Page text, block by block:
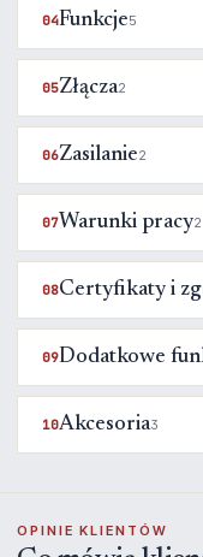
04Funkcje5
05Złącza2
06Zasilanie2
07Warunki pracy2
08Certyfikaty i
09Dodatkowe
10Akcesoria3
OPINIE KLIENTÓW